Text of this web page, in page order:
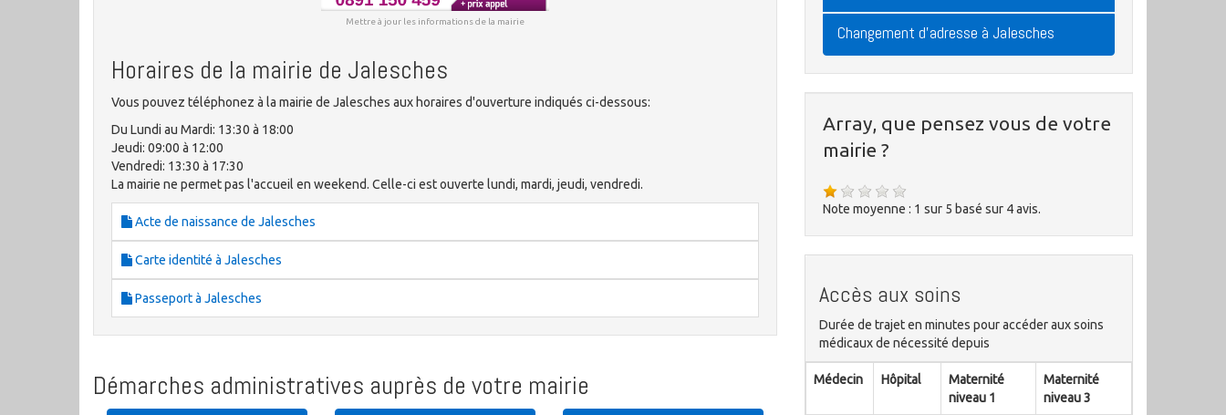
Mettre à jour les informations de la mairie
Horaires de la mairie de Jalesches
Vous pouvez téléphonez à la mairie de Jalesches aux horaires d'ouverture indiqués ci-dessous:
Du Lundi au Mardi: 13:30 à 18:00
Jeudi: 09:00 à 12:00
Vendredi: 13:30 à 17:30
La mairie ne permet pas l'accueil en weekend. Celle-ci est ouverte lundi, mardi, jeudi, vendredi.
Acte de naissance de Jalesches
Carte identité à Jalesches
Passeport à Jalesches
Démarches administratives auprès de votre mairie
Changement d'adresse à Jalesches
Array, que pensez vous de votre
mairie ?
Note moyenne : 1 sur 5 basé sur 4avis.
Accès aux soins
Durée de trajet en minutes pour accéder aux soins
médicaux de nécessité depuis
Médecin Hôpital
Maternité
niveau 1
Maternité
niveau 3